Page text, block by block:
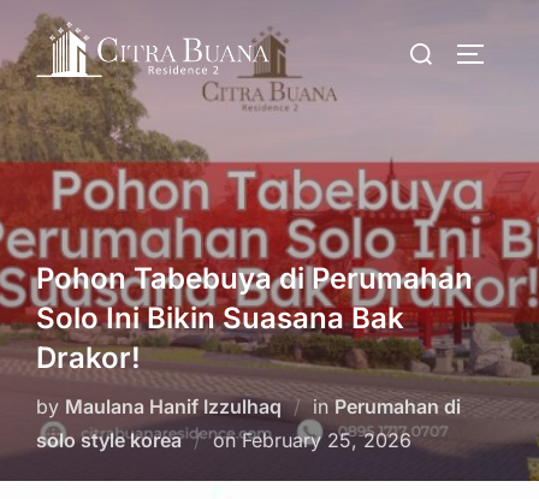
Skip
content
Search
Pohon Tabebuya di Perumahan
Solo Ini Bikin Suasana Bak
Drakor!
by Maulana Hanif Izzulhaq inPerumahan di
solo style korea
onPosted
February 25, 2026